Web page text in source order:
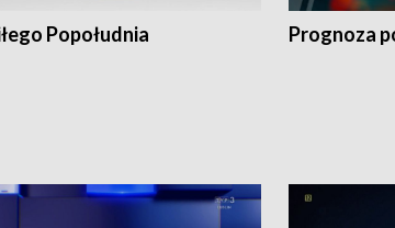
Popołudnia Prognoza